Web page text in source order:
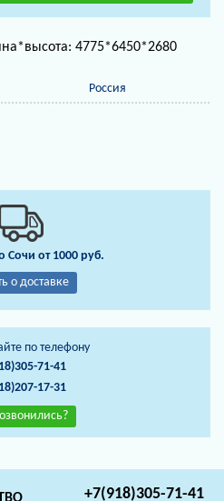
4775*6450*2680
Россия
Сочи от 1000 руб.
о доставке
по телефону
71-41
17-31
+7(918)305-71-41